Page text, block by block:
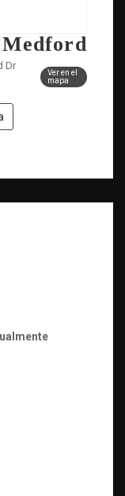
Dr
Ver en el
mapa